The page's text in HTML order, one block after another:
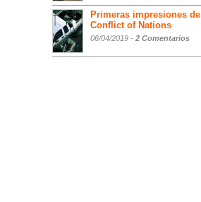
Primeras impresiones de
Conflict of Nations
06/04/2019 - 2 Comentarios